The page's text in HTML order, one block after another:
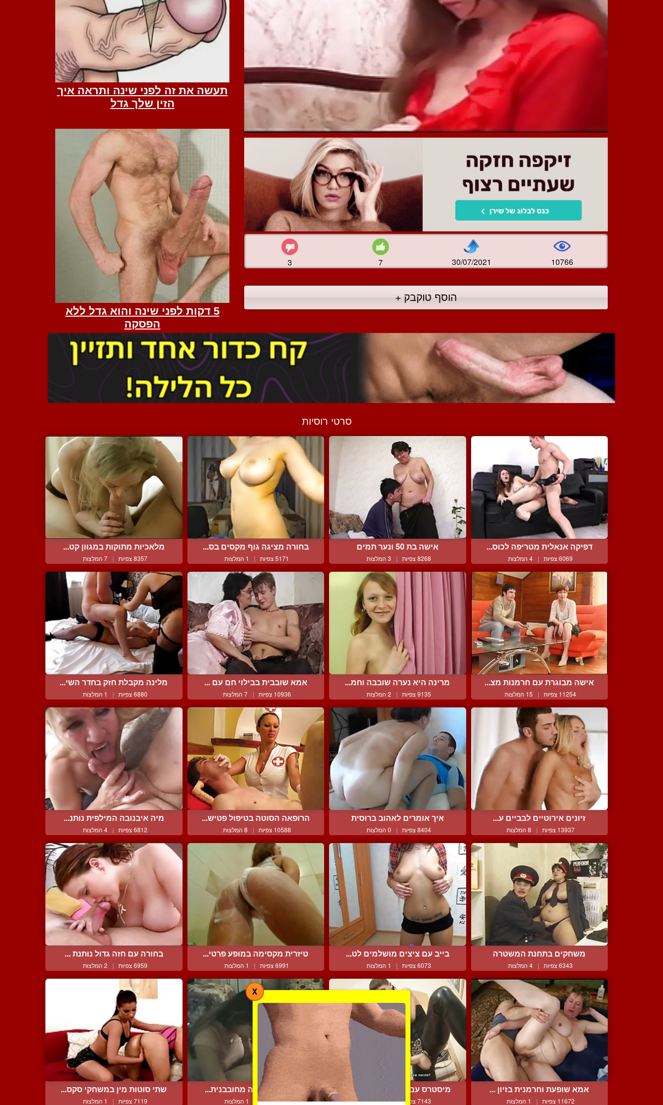
3 7 30/07/2021 10766
הוסף טוקבק +
סרטי רוסיות
דפיקה אנאלית מטריפה לכוס...
6069 צפיות | 4 המלצות
אישה בת 50 ונער תמים
8268 צפיות | 3 המלצות
בחורה מציגה גוף מקסים בס...
5171 צפיות | 1 המלצות
מלאכיות מתוקות במגוון קט...
8357 צפיות | 7 המלצות
אישה מבוגרת עם חרמנות מצ...
11254 צפיות | 15 המלצות
מרינה היא נערה שובבה וחמ...
9135 צפיות | 2 המלצות
אמא שובבית בבילוי חם עם ...
10936 צפיות | 7 המלצות
מלינה מקבלת חזק בחדר השי...
6880 צפיות | 1 המלצות
זיונים אירוטיים לבביים ע...
13937 צפיות | 8 המלצות
איך אומרים לאהוב ברוסית
8404 צפיות | 0 המלצות
הרופאה הסוטה בטיפול פטיש...
10588 צפיות | 8 המלצות
מיה איבנובה המילפית נותנ...
6812 צפיות | 4 המלצות
משחקים בתחנת המשטרה
6343 צפיות | 4 המלצות
בייב עם ציצים מושלמים לט...
6073 צפיות | 1 המלצות
טיזרית מקסימה במופע פרטי...
6991 צפיות | 1 המלצות
בחורה עם חזה גדול נותנת ...
6959 צפיות | 2 המלצות
אמא שופעת וחרמנית בזיון ...
11672 צפיות | 1 המלצות
מיסטרס עם סטרפאון ומכנסי...
7143 צפיות | 2 המלצות
עבודת יד ומציצה מחובבנית...
6824 צפיות | 1 המלצות
שתי סוטות מין במשחקי סקס...
7119 צפיות | 1 המלצות
X